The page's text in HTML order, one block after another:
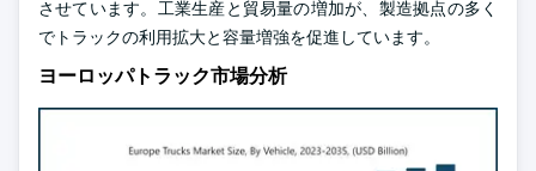
させています。工業生産と貿易量の増加が、製造拠点の多く
でトラックの利用拡大と容量増強を促進しています。
ヨーロッパトラック市場分析